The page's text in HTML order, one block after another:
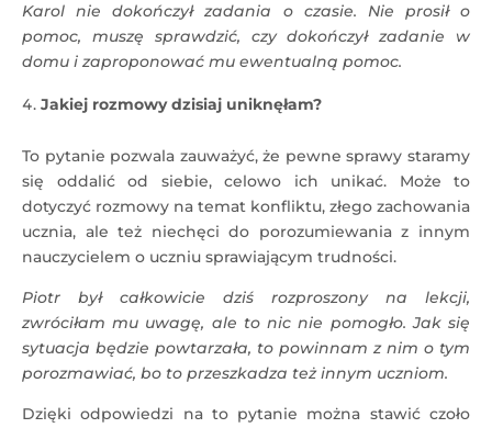
Karol nie dokończył zadania o czasie. Nie prosił o
pomoc, muszę sprawdzić, czy dokończył zadanie w
domu i zaproponować mu ewentualną pomoc.
Jakiej rozmowy dzisiaj uniknęłam?
To pytanie pozwala zauważyć, że pewne sprawy staramy
się oddalić od siebie, celowo ich unikać. Może to
dotyczyć rozmowy na temat konfliktu, złego zachowania
ucznia, ale też niechęci do porozumiewania z innym
nauczycielem o uczniu sprawiającym trudności.
Piotr był całkowicie dziś rozproszony na lekcji,
zwróciłam mu uwagę, ale to nic nie pomogło. Jak się
sytuacja będzie powtarzała, to powinnam z nim o tym
porozmawiać, bo to przeszkadza też innym uczniom.
Dzięki odpowiedzi na to pytanie można stawić czoło